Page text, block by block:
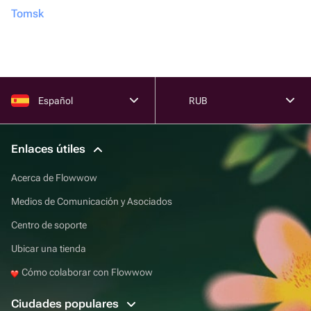
Tomsk
Español RUB
Enlaces útiles
Acerca de Flowwow
Medios de Comunicación y Asociados
Centro de soporte
Ubicar una tienda
Cómo colaborar con Flowwow
Ciudades populares